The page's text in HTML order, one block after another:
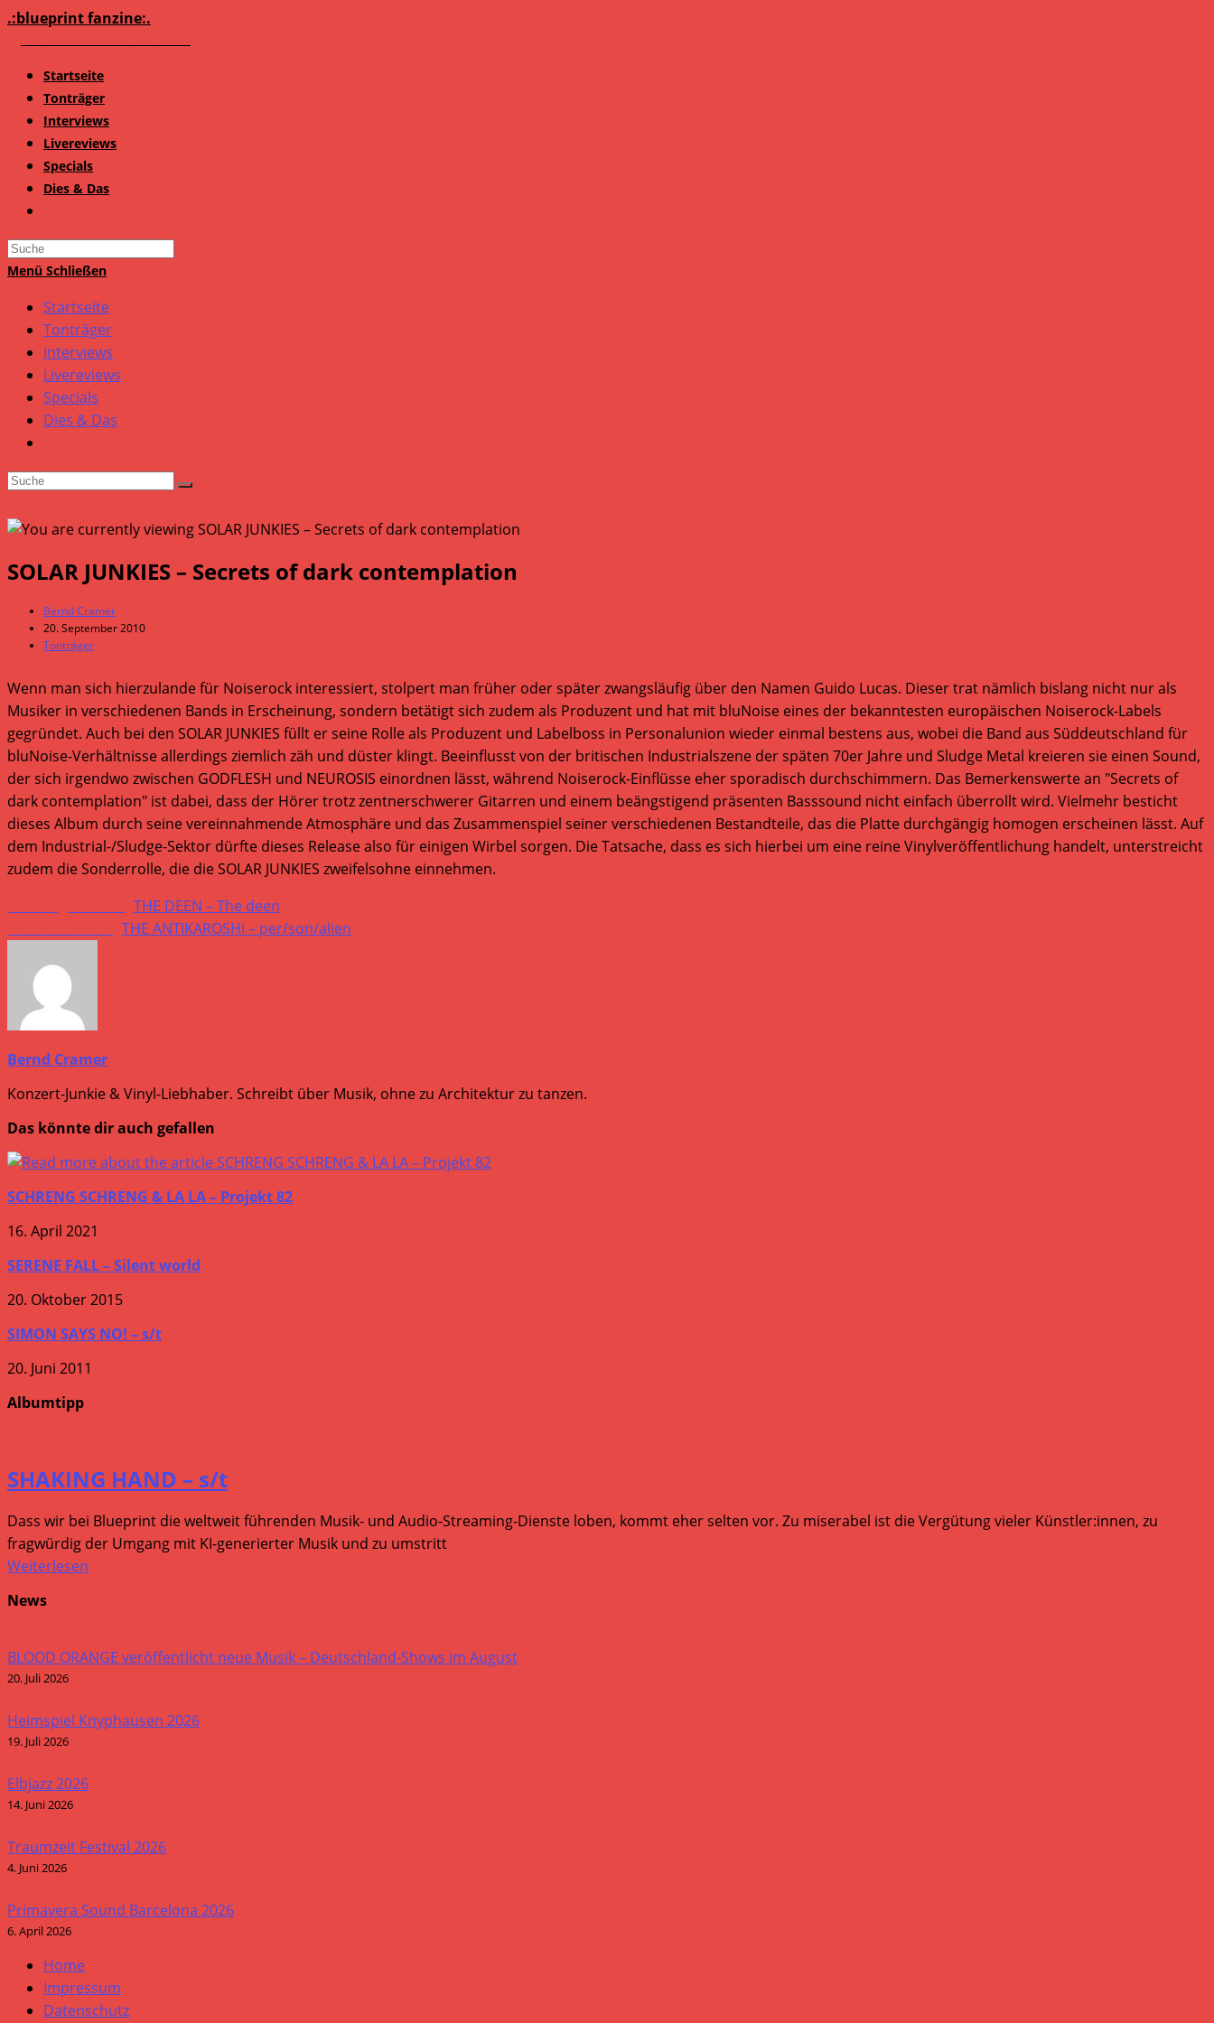
Zum
.:blueprint fanzine:.
Startseite
Tonträger
Interviews
Livereviews
Specials
Dies & Das
Search
this
Menü Schließen
Startseite
Tonträger
Interviews
Livereviews
Specials
Dies & Das
SOLAR JUNKIES – Secrets of dark contemplation
Beitrags-
Autor:
Bernd Cramer
Beitrag
veröffentlicht:
20. September 2010
Beitrags-
Tonträger
Wenn man sich hierzulande für Noiserock interessiert, stolpert man früher oder später zwangsläufig über den Namen Guido Lucas. Dieser trat nämlich bislang nicht nur als
Musiker in verschiedenen Bands in Erscheinung, sondern betätigt sich zudem als Produzent und hat mit bluNoise eines der bekanntesten europäischen Noiserock-Labels
gegründet. Auch bei den SOLAR JUNKIES füllt er seine Rolle als Produzent und Labelboss in Personalunion wieder einmal bestens aus, wobei die Band aus Süddeutschland für
bluNoise-Verhältnisse allerdings ziemlich zäh und düster klingt. Beeinflusst von der britischen Industrialszene der späten 70er Jahre und Sludge Metal kreieren sie einen Sound,
der sich irgendwo zwischen GODFLESH und NEUROSIS einordnen lässt, während Noiserock-Einflüsse eher sporadisch durchschimmern. Das Bemerkenswerte an "Secrets of
dark contemplation" ist dabei, dass der Hörer trotz zentnerschwerer Gitarren und einem beängstigend präsenten Basssound nicht einfach überrollt wird. Vielmehr besticht
dieses Album durch seine vereinnahmende Atmosphäre und das Zusammenspiel seiner verschiedenen Bestandteile, das die Platte durchgängig homogen erscheinen lässt. Auf
dem Industrial-/Sludge-Sektor dürfte dieses Release also für einigen Wirbel sorgen. Die Tatsache, dass es sich hierbei um eine reine Vinylveröffentlichung handelt, unterstreicht
zudem die Sonderrolle, die die SOLAR JUNKIES zweifelsohne einnehmen.
Weitere
Artikel
ansehen
THE DEEN – The deen
THE ANTIKAROSHI – per/son/alien
Bernd Cramer
Konzert-Junkie & Vinyl-Liebhaber. Schreibt über Musik, ohne zu Architektur zu tanzen.
Das könnte dir auch gefallen
SCHRENG SCHRENG & LA LA – Projekt 82
16. April 2021
SERENE FALL – Silent world
20. Oktober 2015
SIMON SAYS NO! – s/t
20. Juni 2011
Albumtipp
SHAKING HAND – s/t
Dass wir bei Blueprint die weltweit führenden Musik- und Audio-Streaming-Dienste loben, kommt eher selten vor. Zu miserabel ist die Vergütung vieler Künstler:innen, zu
fragwürdig der Umgang mit KI-generierter Musik und zu umstritt
Weiterlesen
News
BLOOD ORANGE veröffentlicht neue Musik – Deutschland-Shows im August
20. Juli 2026
Heimspiel Knyphausen 2026
19. Juli 2026
Elbjazz 2026
14. Juni 2026
Traumzeit Festival 2026
4. Juni 2026
Primavera Sound Barcelona 2026
6. April 2026
Home
Impressum
Datenschutz